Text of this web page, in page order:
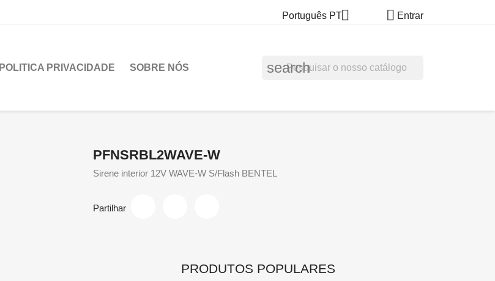
Português PT  Entrar
POLITICA PRIVACIDADE SOBRE NÓS search
PFNSRBL2WAVE-W
Sirene interior 12V WAVE-W S/Flash BENTEL
Partilhar
PRODUTOS POPULARES